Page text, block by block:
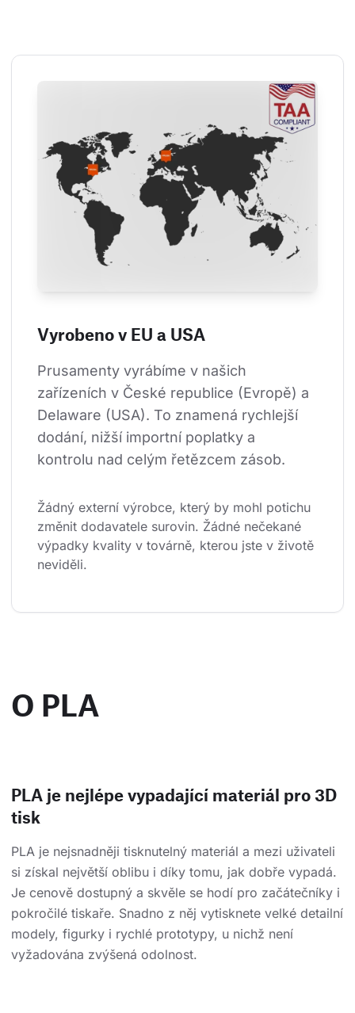
Vyrobeno v EU a USA
Prusamenty vyrábíme v našich
zařízeních v České republice (Evropě) a
Delaware (USA). To znamená rychlejší
dodání, nižší importní poplatky a
kontrolu nad celým řetězcem zásob.
Žádný externí výrobce, který by mohl potichu
změnit dodavatele surovin. Žádné nečekané
výpadky kvality v továrně, kterou jste v životě
neviděli.
O PLA
PLA je nejlépe vypadající materiál pro 3D
tisk
PLA je nejsnadněji tisknutelný materiál a mezi uživateli
si získal největší oblibu i díky tomu, jak dobře vypadá.
Je cenově dostupný a skvěle se hodí pro začátečníky i
pokročilé tiskaře. Snadno z něj vytisknete velké detailní
modely, figurky i rychlé prototypy, u nichž není
vyžadována zvýšená odolnost.